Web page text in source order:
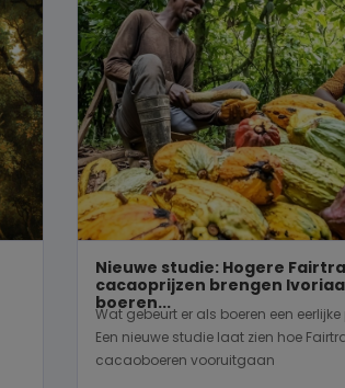
Nieuwe studie: Hogere
cacaoprijzen brengen
boeren...
Wat gebeurt er als boeren een eerlijke
Een nieuwe studie laat zien hoe
cacaoboeren vooruitgaan